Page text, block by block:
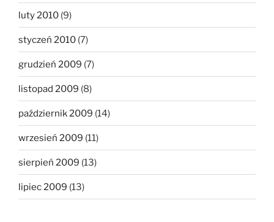
luty 2010 (9)
styczeń 2010 (7)
grudzień 2009 (7)
listopad 2009 (8)
październik 2009 (14)
wrzesień 2009 (11)
sierpień 2009 (13)
lipiec 2009 (13)